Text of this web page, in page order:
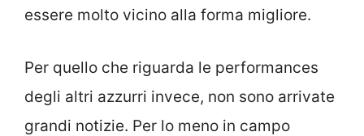
essere molto vicino alla forma migliore.
Per quello che riguarda le performances
degli altri azzurri invece, non sono arrivate
grandi notizie. Per lo meno in campo